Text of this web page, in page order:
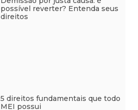
possível reverter? Entenda seus
direitos
5 direitos fundamentais que todo
MEI possui